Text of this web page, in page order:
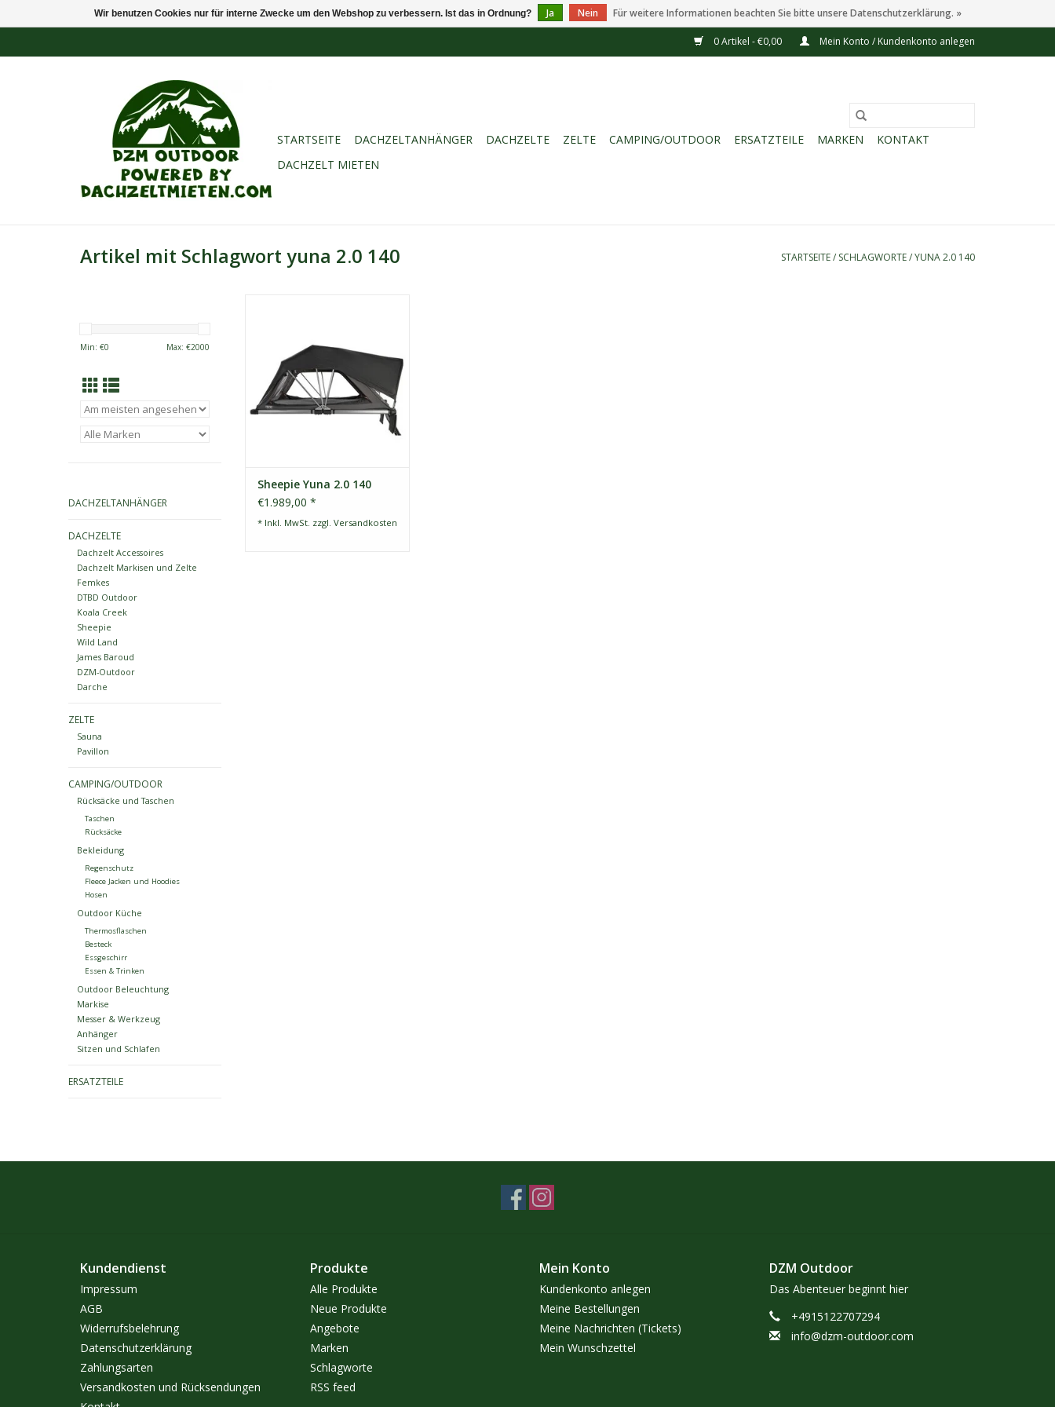
0 Artikel - €0,00 Mein Konto / Kundenkonto anlegen
STARTSEITE DACHZELTANHÄNGER DACHZELTE ZELTE CAMPING/OUTDOOR ERSATZTEILE MARKEN
KONTAKT
DACHZELT MIETEN
Artikel mit Schlagwort yuna 2.0 140 STARTSEITE/ SCHLAGWORTE/YUNA 2.0 140
Min: €0 Max: €2000
DACHZELTANHÄNGER
DACHZELTE
Dachzelt Accessoires
Dachzelt Markisen und Zelte
Femkes
DTBD Outdoor
Koala Creek
Sheepie
Wild Land
James Baroud
DZM-Outdoor
Darche
ZELTE
Sauna
Pavillon
CAMPING/OUTDOOR
Rücksäcke und Taschen
Taschen
Rücksäcke
Bekleidung
Regenschutz
Fleece Jacken und Hoodies
Hosen
Outdoor Küche
Thermosflaschen
Besteck
Essgeschirr
Essen & Trinken
Outdoor Beleuchtung
Markise
Messer & Werkzeug
Anhänger
Sitzen und Schlafen
ERSATZTEILE
einfach aufzubauen.
ZUM WARENKORB HINZUFÜGEN
Sheepie Yuna 2.0 140
€1.989,00 *
* Inkl. MwSt. zzgl. Versandkosten
Kundendienst
Impressum
AGB
Widerrufsbelehrung
Datenschutzerklärung
Zahlungsarten
Versandkosten und Rücksendungen
Produkte
Alle Produkte
Neue Produkte
Angebote
Marken
Schlagworte
RSS feed
Mein Konto
Kundenkonto anlegen
Meine Bestellungen
Meine Nachrichten (Tickets)
Mein Wunschzettel
DZM Outdoor
Das Abenteuer beginnt hier
+4915122707294
info@dzm-outdoor.com
Wir benutzen Cookies nur für interne Zwecke um den Webshop zu verbessern. Ist das in Ordnung? Ja Nein Für weitere Informationen beachten Sie bitte unsere Datenschutzerklärung. »